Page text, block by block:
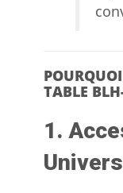
TABLE
1.